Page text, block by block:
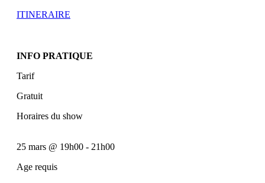
ITINERAIRE
INFO PRATIQUE
Tarif
Gratuit
Horaires du show
25 mars @ 19h00 - 21h00
Age requis